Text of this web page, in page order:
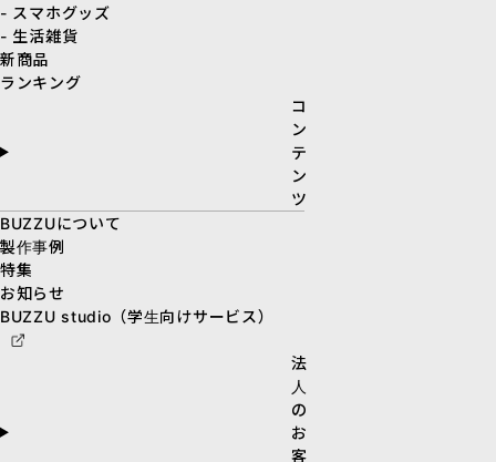
- スマホグッズ
- 生活雑貨
新商品
ランキング
コ
ン
テ
ン
ツ
BUZZUについて
製作事例
特集
お知らせ
BUZZU studio（学生向けサービス）
法
人
の
お
客